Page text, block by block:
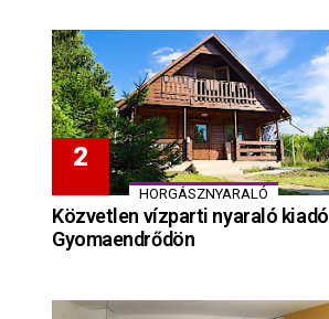
HORGÁSZNYARALÓ
Közvetlen vízparti nyaraló kiadó
Gyomaendrődön